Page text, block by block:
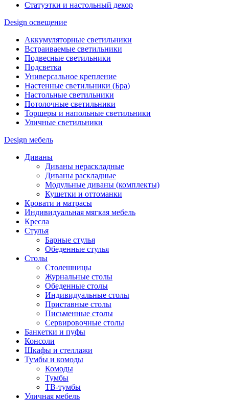
Статуэтки и настольный декор
Design освещение
Аккумуляторные светильники
Встраиваемые светильники
Подвесные светильники
Подсветка
Универсальное крепление
Настенные светильники (Бра)
Настольные светильники
Потолочные светильники
Торшеры и напольные светильники
Уличные светильники
Design мебель
Диваны
Диваны нераскладные
Диваны раскладные
Модульные диваны (комплекты)
Кушетки и оттоманки
Кровати и матрасы
Индивидуальная мягкая мебель
Кресла
Стулья
Барные стулья
Обеденные стулья
Столы
Столешницы
Журнальные столы
Обеденные столы
Индивидуальные столы
Приставные столы
Письменные столы
Сервировочные столы
Банкетки и пуфы
Консоли
Шкафы и стеллажи
Тумбы и комоды
Комоды
Тумбы
ТВ-тумбы
Уличная мебель